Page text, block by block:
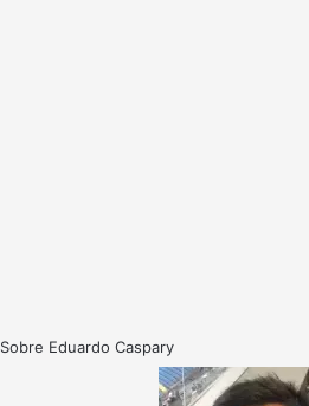
Sobre Eduardo Caspary